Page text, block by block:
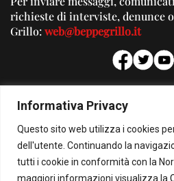
Informativa Privacy
Questo sito web utilizza i cookies
dell'utente. Continuando la
tutti i cookie in conformità con la
maggiori informazioni visualizza la
richieste di interviste, denunce
Grillo:web@beppegrillo.it
Per la tua